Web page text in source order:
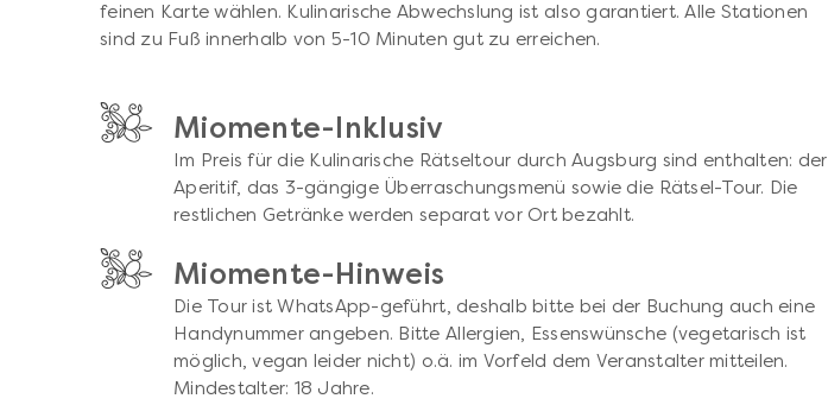
feinen Karte wählen. Kulinarische Abwechslung ist also garantiert. Alle Stationen
sind zu Fuß innerhalb von 5-10 Minuten gut zu erreichen.
Miomente-Inklusiv
Im Preis für die Kulinarische Rätseltour durch Augsburg sind enthalten: der
Aperitif, das 3-gängige Überraschungsmenü sowie die Rätsel-Tour. Die
restlichen Getränke werden separat vor Ort bezahlt.
Miomente-Hinweis
Die Tour ist WhatsApp-geführt, deshalb bitte bei der Buchung auch eine
Handynummer angeben. Bitte Allergien, Essenswünsche (vegetarisch ist
möglich, vegan leider nicht) o.ä. im Vorfeld dem Veranstalter mitteilen.
Mindestalter: 18 Jahre.